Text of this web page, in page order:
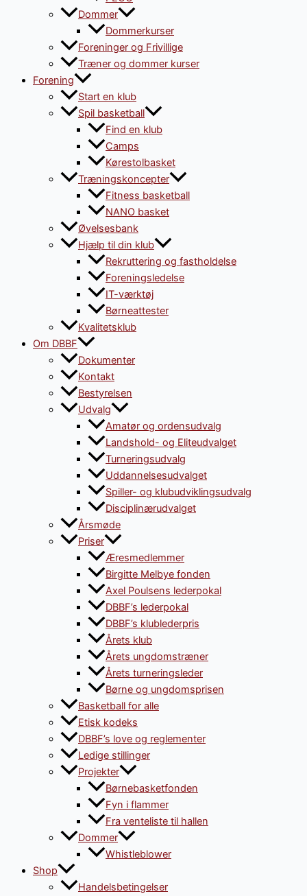
Dommer
Dommerkurser
Foreninger og Frivillige
Træner og dommer kurser
Forening
Start en klub
Spil basketball
Find en klub
Camps
Kørestolbasket
Træningskoncepter
Fitness basketball
NANO basket
Øvelsesbank
Hjælp til din klub
Rekruttering og fastholdelse
Foreningsledelse
IT-værktøj
Børneattester
Kvalitetsklub
Om DBBF
Dokumenter
Kontakt
Bestyrelsen
Udvalg
Amatør og ordensudvalg
Landshold- og Eliteudvalget
Turneringsudvalg
Uddannelsesudvalget
Spiller- og klubudviklingsudvalg
Disciplinærudvalget
Årsmøde
Priser
Æresmedlemmer
Birgitte Melbye fonden
Axel Poulsens lederpokal
DBBF’s lederpokal
DBBF’s klublederpris
Årets klub
Årets ungdomstræner
Årets turneringsleder
Børne og ungdomsprisen
Basketball for alle
Etisk kodeks
DBBF’s love og reglementer
Ledige stillinger
Projekter
Børnebasketfonden
Fyn i flammer
Fra venteliste til hallen
Dommer
Whistleblower
Shop
Handelsbetingelser